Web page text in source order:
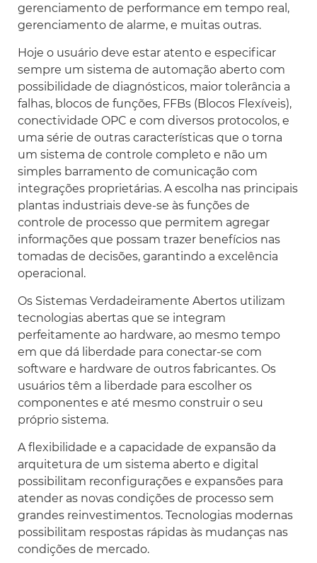
gerenciamento de performance em tempo real,
gerenciamento de alarme, e muitas outras.
Hoje o usuário deve estar atento e especificar
sempre um sistema de automação aberto com
possibilidade de diagnósticos, maior tolerância a
falhas, blocos de funções, FFBs (Blocos Flexíveis),
conectividade OPC e com diversos protocolos, e
uma série de outras características que o torna
um sistema de controle completo e não um
simples barramento de comunicação com
integrações proprietárias. A escolha nas principais
plantas industriais deve-se às funções de
controle de processo que permitem agregar
informações que possam trazer benefícios nas
tomadas de decisões, garantindo a excelência
operacional.
Os Sistemas Verdadeiramente Abertos utilizam
tecnologias abertas que se integram
perfeitamente ao hardware, ao mesmo tempo
em que dá liberdade para conectar-se com
software e hardware de outros fabricantes. Os
usuários têm a liberdade para escolher os
componentes e até mesmo construir o seu
próprio sistema.
A flexibilidade e a capacidade de expansão da
arquitetura de um sistema aberto e digital
possibilitam reconfigurações e expansões para
atender as novas condições de processo sem
grandes reinvestimentos. Tecnologias modernas
possibilitam respostas rápidas às mudanças nas
condições de mercado.